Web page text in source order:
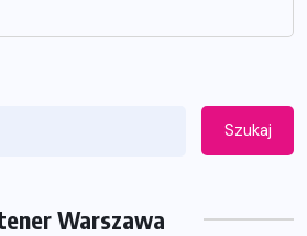
Szukaj
Warszawa